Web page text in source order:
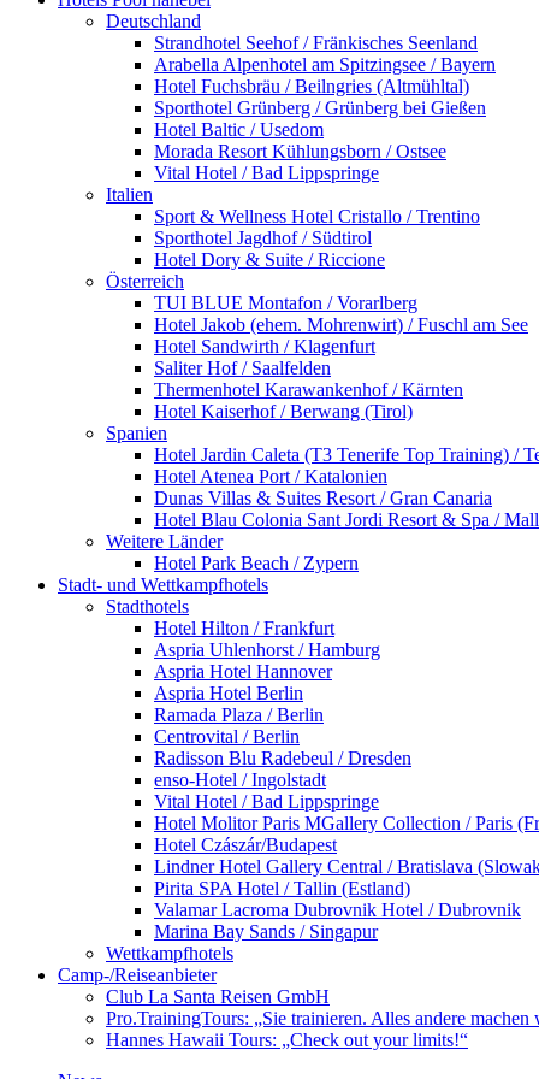
Deutschland
Strandhotel Seehof / Fränkisches Seenland
Arabella Alpenhotel am Spitzingsee / Bayern
Hotel Fuchsbräu / Beilngries (Altmühltal)
Sporthotel Grünberg / Grünberg bei Gießen
Hotel Baltic / Usedom
Morada Resort Kühlungsborn / Ostsee
Vital Hotel / Bad Lippspringe
Italien
Sport & Wellness Hotel Cristallo / Trentino
Sporthotel Jagdhof / Südtirol
Hotel Dory & Suite / Riccione
Österreich
TUI BLUE Montafon / Vorarlberg
Hotel Jakob (ehem. Mohrenwirt) / Fuschl am See
Hotel Sandwirth / Klagenfurt
Saliter Hof / Saalfelden
Thermenhotel Karawankenhof / Kärnten
Hotel Kaiserhof / Berwang (Tirol)
Spanien
Hotel Jardin Caleta (T3 Tenerife Top Training) /
Hotel Atenea Port / Katalonien
Dunas Villas & Suites Resort / Gran Canaria
Hotel Blau Colonia Sant Jordi Resort & Spa /
Weitere Länder
Hotel Park Beach / Zypern
Stadt- und Wettkampfhotels
Stadthotels
Hotel Hilton / Frankfurt
Aspria Uhlenhorst / Hamburg
Aspria Hotel Hannover
Aspria Hotel Berlin
Ramada Plaza / Berlin
Centrovital / Berlin
Radisson Blu Radebeul / Dresden
enso-Hotel / Ingolstadt
Vital Hotel / Bad Lippspringe
Hotel Molitor Paris MGallery Collection / Paris
Hotel Czászár/Budapest
Lindner Hotel Gallery Central / Bratislava
Pirita SPA Hotel / Tallin (Estland)
Valamar Lacroma Dubrovnik Hotel / Dubrovnik
Marina Bay Sands / Singapur
Wettkampfhotels
Camp-/Reiseanbieter
Club La Santa Reisen GmbH
Pro.TrainingTours: „Sie trainieren. Alles andere machen
Hannes Hawaii Tours: „Check out your limits!“